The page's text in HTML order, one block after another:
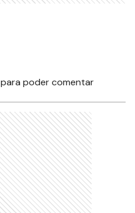
para poder comentar